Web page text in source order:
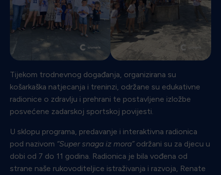
Tijekom trodnevnog događanja, organizirana su
košarkaška natjecanja i treninzi, održane su edukativne
radionice o zdravlju i prehrani te postavljene izložbe
posvećene zadarskoj sportskoj povijesti.
U sklopu programa, predavanje i interaktivna radionica
pod nazivom “Super snaga iz mora”održani su za djecu u
dobi od 7 do 11 godina. Radionica je bila vođena od
strane naše rukovoditeljice istraživanja i razvoja, Renate